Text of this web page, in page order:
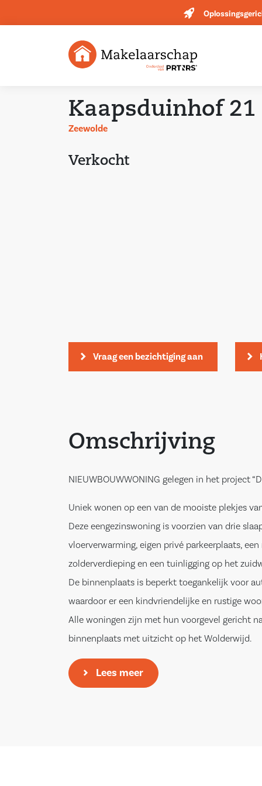
Kaapsduinhof 21
Zeewolde
Verkocht
Vraag een bezichtiging aan
Omschrijving
NIEUWBOUWWONING gelegen in het project
Uniek wonen op een van de mooiste plekjes
Deze eengezinswoning is voorzien van drie
vloerverwarming, eigen privé parkeerplaats,
zolderverdieping en een tuinligging op het
De binnenplaats is beperkt toegankelijk voor
waardoor er een kindvriendelijke en rustige
Alle woningen zijn met hun voorgevel gericht
binnenplaats met uitzicht op het Wolderwijd.
De locatie van ”De Citadel” vormt een overgang
Bergkwartier Hoog naar het toekomstige
Lees meer